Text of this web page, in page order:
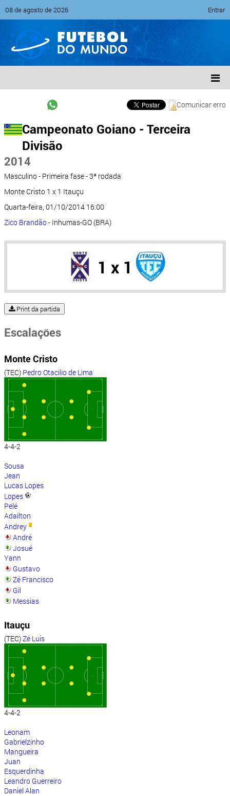
08 de agosto de 2026 Entrar
Comunicar erro
Campeonato Goiano - Terceira
Divisão
2014
Masculino - Primeira fase - 3ª rodada
Monte Cristo 1 x 1 Itauçu
Quarta-feira, 01/10/2014 16:00
Zico Brandão- Inhumas-GO (BRA)
1 x 1
Print da partida
Escalações
Monte Cristo
(TEC) Pedro Otacilio de Lima
4-4-2
Sousa
Jean
Lucas Lopes
Lopes
Pelé
Adailton
Andrey
André
Josué
Yann
Gustavo
Zé Francisco
Gil
Messias
Itauçu
(TEC)Zé Luís
4-4-2
Leonam
Gabrielzinho
Mangueira
Juan
Esquerdinha
Leandro Guerreiro
Daniel Alan